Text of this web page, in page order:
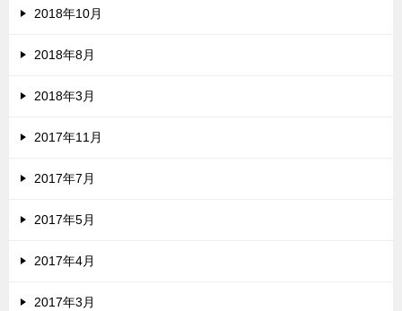
2018年10月
2018年8月
2018年3月
2017年11月
2017年7月
2017年5月
2017年4月
2017年3月